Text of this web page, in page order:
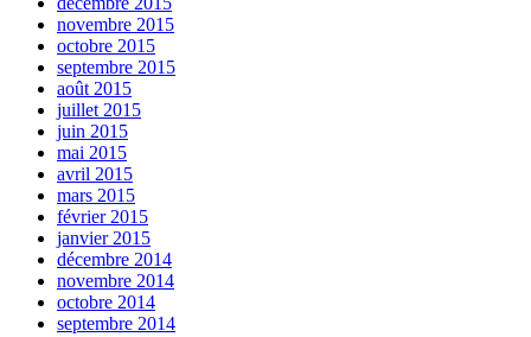
novembre 2015
octobre 2015
septembre 2015
août 2015
juillet 2015
juin 2015
mai 2015
avril 2015
mars 2015
février 2015
janvier 2015
décembre 2014
novembre 2014
octobre 2014
septembre 2014